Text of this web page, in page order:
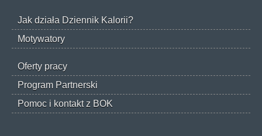
Jak działa Dziennik Kalorii?
Motywatory
Oferty pracy
Program Partnerski
Pomoc i kontakt z BOK